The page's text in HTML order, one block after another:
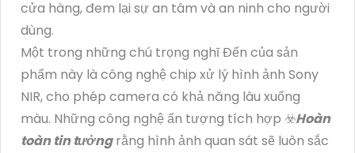
cửa hàng, đem lại sự an tâm và an ninh cho người
dùng.
Một trong những chú trọng nghĩ Đến của sản
phẩm này là công nghệ chip xử lý hình ảnh Sony
NIR, cho phép camera có khả năng lâu xuống
màu. Những công nghệ ấn tượng tích hợp ☣️Hoàn
toàn tin tưởngrằng hình ảnh quan sát sẽ luôn sắc